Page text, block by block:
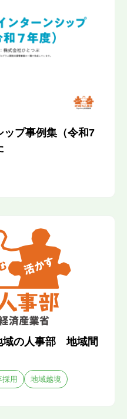
ップ事例集（令和7
域の人事部 地域間
採用 地域越境